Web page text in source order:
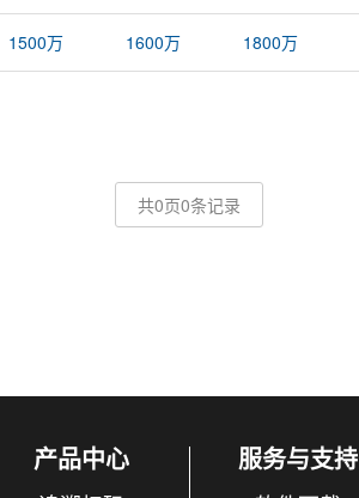
1500万 1600万 1800万
共0页0条记录
产品中心 服务与支持